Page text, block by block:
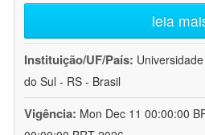
leia
Instituição/UF/País:
do Sul - RS - Brasil
Vigência: Mon Dec 11 00:00:00